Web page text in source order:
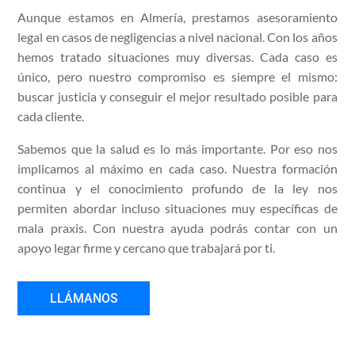
Aunque estamos en Almería, prestamos asesoramiento
legal en casos de negligencias a nivel nacional. Con los años
hemos tratado situaciones muy diversas. Cada caso es
único, pero nuestro compromiso es siempre el mismo:
buscar justicia y conseguir el mejor resultado posible para
cada cliente.
Sabemos que la salud es lo más importante. Por eso nos
implicamos al máximo en cada caso. Nuestra formación
continua y el conocimiento profundo de la ley nos
permiten abordar incluso situaciones muy específicas de
mala praxis. Con nuestra ayuda podrás contar con un
apoyo legar firme y cercano que trabajará por ti.
LLÁMANOS